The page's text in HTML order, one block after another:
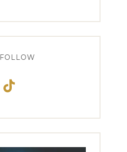
FOLLOW
TikTok